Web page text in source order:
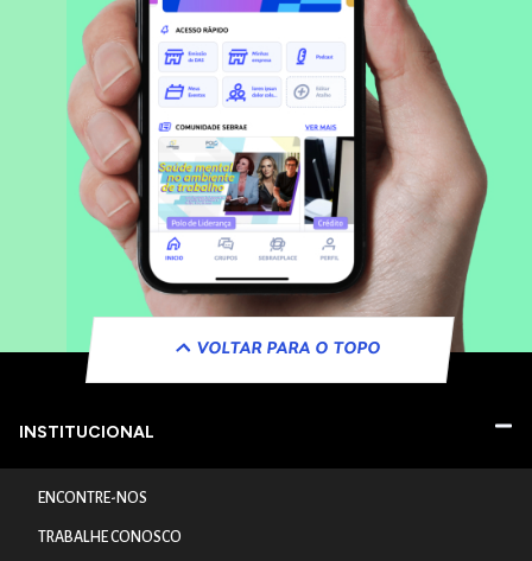
VOLTAR PARA O TOPO
INSTITUCIONAL
ENCONTRE-NOS
TRABALHE CONOSCO